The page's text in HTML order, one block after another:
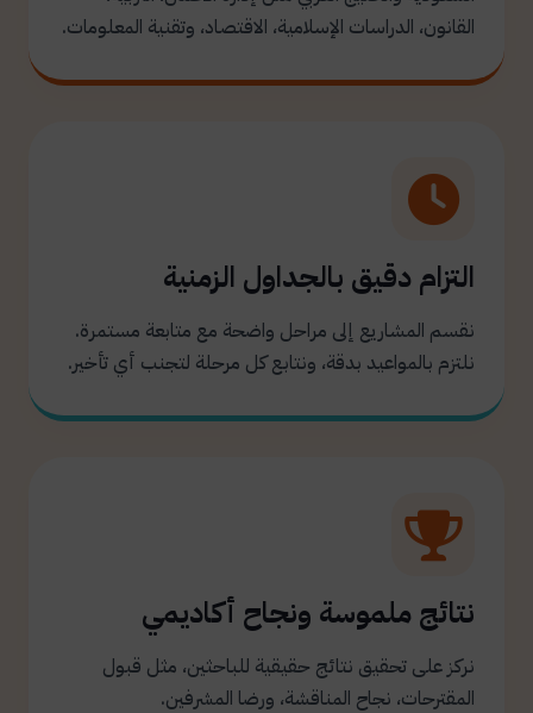
القانون، الدراسات الإسلامية، الاقتصاد، وتقنية المعلومات.
التزام دقيق بالجداول الزمنية
نقسم المشاريع إلى مراحل واضحة مع متابعة مستمرة.
نلتزم بالمواعيد بدقة، ونتابع كل مرحلة لتجنب أي تأخير.
نتائج ملموسة ونجاح أكاديمي
نركز على تحقيق نتائج حقيقية للباحثين، مثل قبول
المقترحات، نجاح المناقشة، ورضا المشرفين.